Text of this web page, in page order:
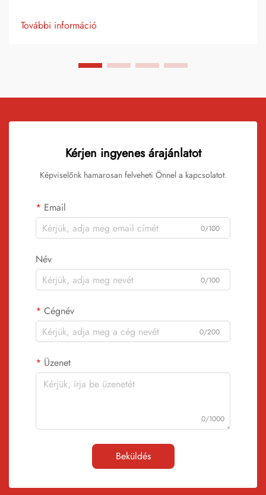
fényáteresztés között. A mai korszerű ablakfólia megoldások...
További információ
Kérjen ingyenes árajánlatot
Képviselőnk hamarosan felveheti Önnel a kapcsolatot.
Email
0/100
Név
0/100
Cégnév
0/200
Üzenet
0/1000
Beküldés